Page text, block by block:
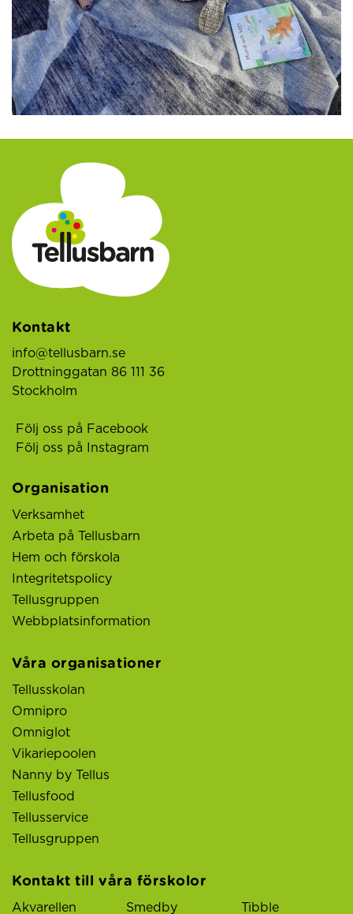
Kontakt
info@tellusbarn.se
Drottninggatan 86 111 36
Stockholm
Följ oss på Facebook
Följ oss på Instagram
Organisation
Verksamhet
Arbeta på Tellusbarn
Hem och förskola
Integritetspolicy
Tellusgruppen
Webbplatsinformation
Våra organisationer
Tellusskolan
Omnipro
Omniglot
Vikariepoolen
Nanny by Tellus
Tellusfood
Tellusservice
Tellusgruppen
Kontakt till våra förskolor
Akvarellen Smedby Tibble